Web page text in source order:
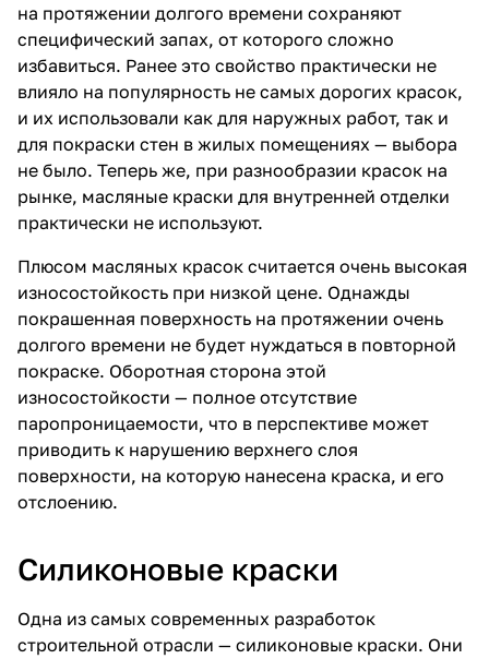
на протяжении долгого времени сохраняют
специфический запах, от которого сложно
избавиться. Ранее это свойство практически не
влияло на популярность не самых дорогих красок,
и их использовали как для наружных работ, так и
для покраски стен в жилых помещениях — выбора
не было. Теперь же, при разнообразии красок на
рынке, масляные краски для внутренней отделки
практически не используют.
Плюсом масляных красок считается очень высокая
износостойкость при низкой цене. Однажды
покрашенная поверхность на протяжении очень
долгого времени не будет нуждаться в повторной
покраске. Оборотная сторона этой
износостойкости — полное отсутствие
паропроницаемости, что в перспективе может
приводить к нарушению верхнего слоя
поверхности, на которую нанесена краска, и его
отслоению.
Силиконовые краски
Одна из самых современных разработок
строительной отрасли — силиконовые краски. Они